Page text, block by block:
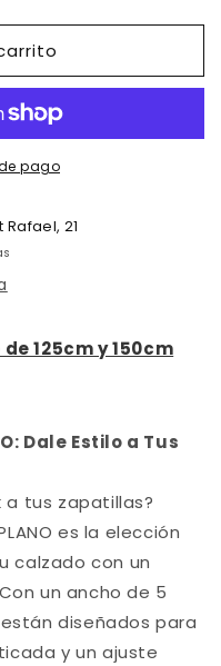
pago
Rafael, 21
125cm y 150cm
Dale Estilo a Tus
a tus zapatillas?
es la elección
calzado con un
un ancho de 5
diseñados para
y un ajuste